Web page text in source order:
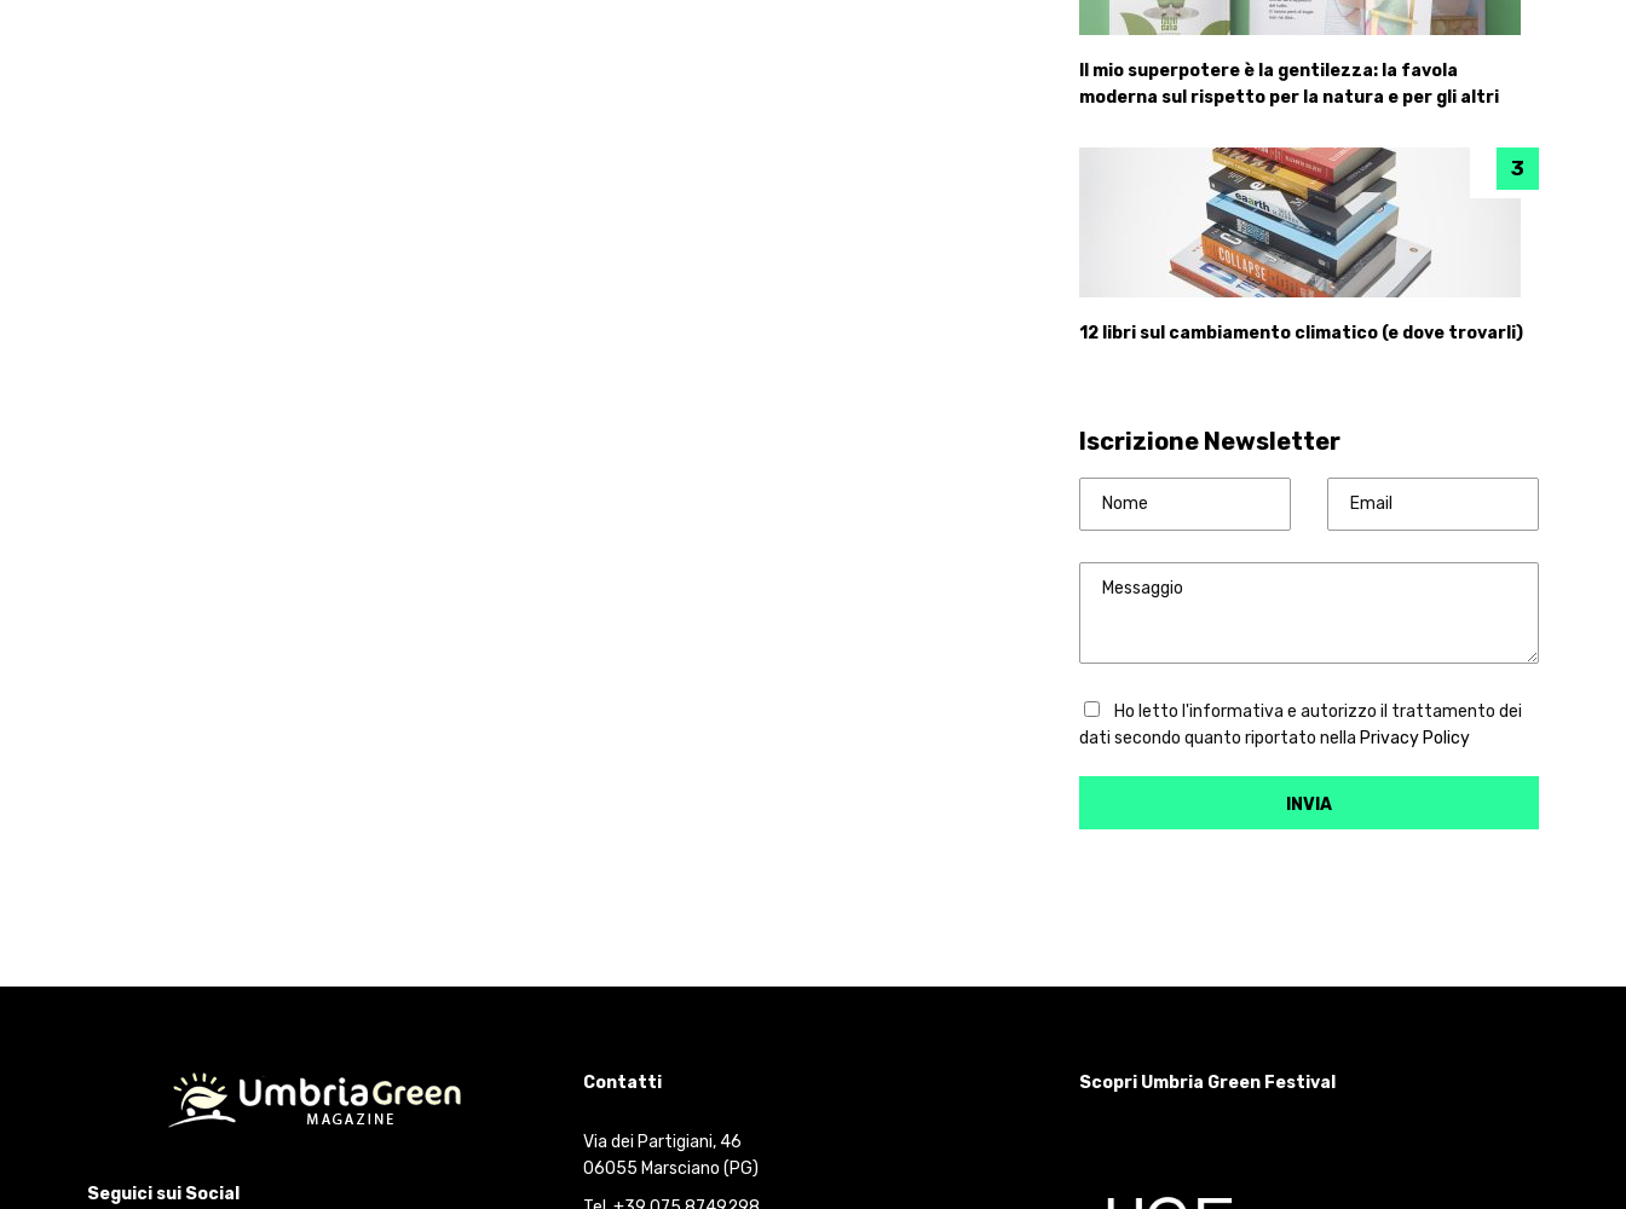
Il mio superpotere è la gentilezza: la favola
moderna sul rispetto per la natura e per gli altri
12 libri sul cambiamento climatico (e dove trovarli)
Iscrizione Newsletter
Ho letto l'informativa e autorizzo il trattamento dei
dati secondo quanto riportato nella Privacy Policy
Seguici sui Social
Contatti
Via dei Partigiani, 46
06055 Marsciano (PG)
Scopri Umbria Green Festival